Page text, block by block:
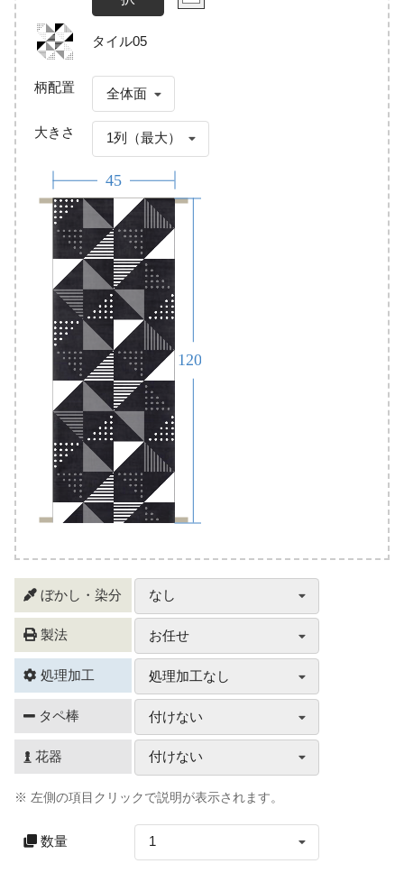
タイル05
柄配置 全体面
大きさ 1列（最大）
ぼかし・染分 なし
製法 お任せ
処理加工 処理加工なし
タペ棒 付けない
花器 付けない
※ 左側の項目クリックで説明が表示されます。
数量 1